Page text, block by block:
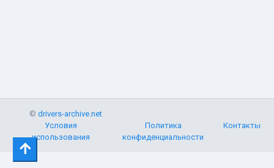
©drivers-archive.net
Условия
использования
Политика
конфиденциальности
Контакты